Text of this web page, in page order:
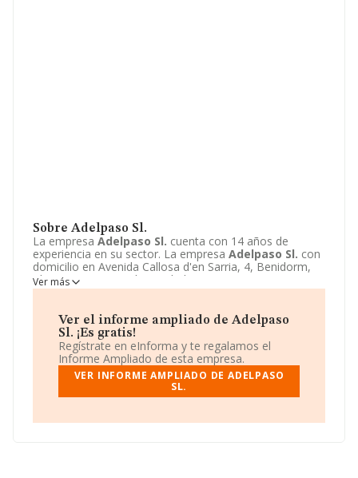
Sobre Adelpaso Sl.
La empresa Adelpaso Sl. cuenta con 14 años de
experiencia en su sector. La empresa Adelpaso Sl. con
domicilio en Avenida Callosa d'en Sarria, 4, Benidorm,
Alicante. Su principal actividad CNAE es 4101 -
Construcción de edificios residenciales. La empresa
Ver más
Ver el informe ampliado de Adelpaso
Sl. ¡Es gratis!
Regístrate en eInforma y te regalamos el
Informe Ampliado de esta empresa.
VER INFORME AMPLIADO DE ADELPASO
SL.